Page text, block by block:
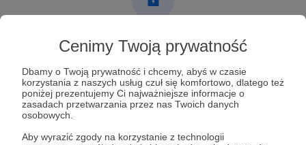
Cenimy Twoją prywatność
Dbamy o Twoją prywatność i chcemy, abyś w czasie
korzystania z naszych usług czuł się komfortowo, dlatego też
poniżej prezentujemy Ci najważniejsze informacje o
zasadach przetwarzania przez nas Twoich danych
osobowych.
Aby wyrazić zgody na korzystanie z technologii
Post dostępny tylko dla Patronów
Aby zobaczyć ten materiał musisz być zalogowany
Zostań Patronem
Zaloguj się